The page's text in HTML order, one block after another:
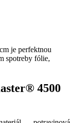
je perfektnou
spotreby fólie,
4500